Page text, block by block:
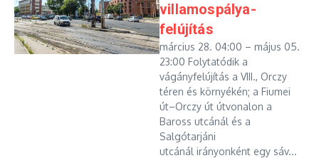
villamospálya-
felújítás
március 28. 04:00 – május 05.
23:00 Folytatódik a
vágányfelújítás a VIII., Orczy
téren és környékén; a Fiumei
út–Orczy út útvonalon a
Baross utcánál és a
Salgótarjáni
utcánál irányonként egy sáv...